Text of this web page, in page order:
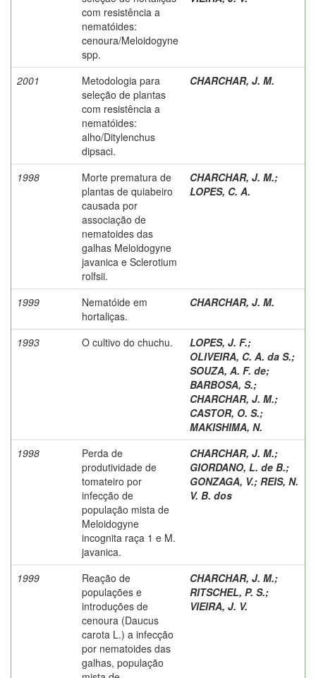
com resistência a
nematóides:
cenoura/Meloidogyne
spp.
2001
Metodologia para
seleção de plantas
com resistência a
nematóides:
alho/Ditylenchus
dipsaci.
CHARCHAR, J. M.
1998
Morte prematura de
plantas de quiabeiro
causada por
associação de
nematoides das
galhas Meloidogyne
javanica e Sclerotium
rolfsii.
CHARCHAR, J. M.;
LOPES, C. A.
1999
Nematóide em
hortaliças.
CHARCHAR, J. M.
1993 O cultivo do chuchu. LOPES, J. F.;
OLIVEIRA, C. A. da S.;
SOUZA, A. F. de;
BARBOSA, S.;
CHARCHAR, J. M.;
CASTOR, O. S.;
MAKISHIMA, N.
1998
Perda de
produtividade de
tomateiro por
infecção de
população mista de
Meloidogyne
incognita raça 1 e M.
javanica.
CHARCHAR, J. M.;
GIORDANO, L. de B.;
GONZAGA, V.; REIS, N.
V. B. dos
1999
Reação de
populações e
introduções de
cenoura (Daucus
carota L.) a infecção
por nematoides das
galhas, população
CHARCHAR, J. M.;
RITSCHEL, P. S.;
VIEIRA, J. V.